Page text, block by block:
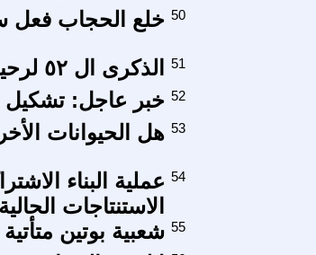
خلع الحجاب فعل 50
الذكرى ال ٥٢ لرحيل جمال عبد الناصر 51
خبر عاجل: تشكيل 52
هل الحيوانات 53
عملية البناء
الاستنتاجات الحالية
54
شعبية بوتين 55